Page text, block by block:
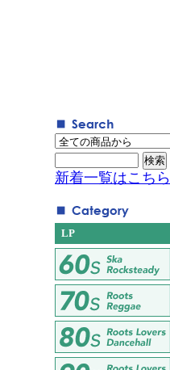
新着一覧はこちら
LP